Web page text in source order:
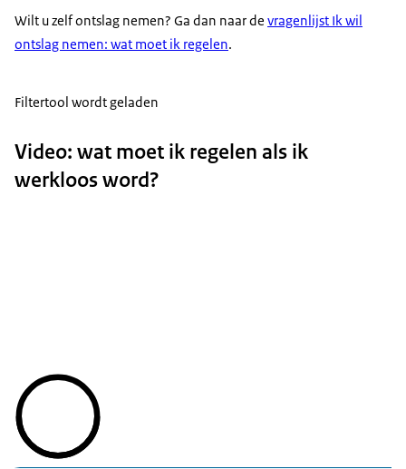
Wilt u zelf ontslag nemen? Ga dan naar de vragenlijst Ik wil
ontslag nemen: wat moet ik regelen.
Filtertool wordt geladen
Video: wat moet ik regelen als ik
werkloos word?